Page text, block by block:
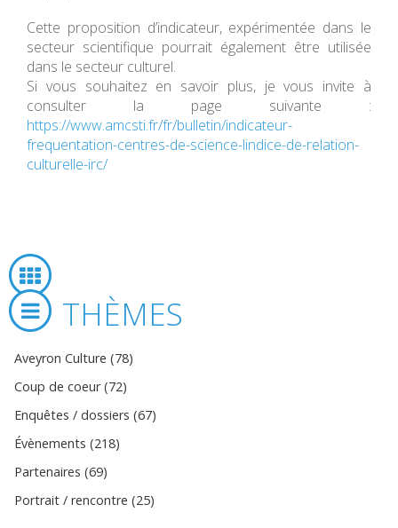
Cette proposition d’indicateur, expérimentée dans le
secteur scientifique pourrait également être utilisée
dans le secteur culturel.
Si vous souhaitez en savoir plus, je vous invite à
consulter la page suivante :
https://www.amcsti.fr/fr/bulletin/indicateur-
frequentation-centres-de-science-lindice-de-relation-
culturelle-irc/
THÈMES
Aveyron Culture (78)
Coup de coeur (72)
Enquêtes / dossiers (67)
Évènements (218)
Partenaires (69)
Portrait / rencontre (25)